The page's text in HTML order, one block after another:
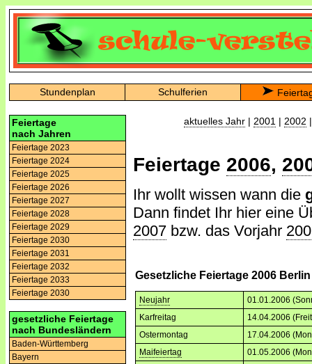
Stundenplan Schulferien
Feiertage
nach Jahren
Feiertage 2023
Feiertage 2024
Feiertage 2025
Feiertage 2026
Feiertage 2027
Feiertage 2028
Feiertage 2029
Feiertage 2030
Feiertage 2031
Feiertage 2032
Feiertage 2033
Feiertage 2030
gesetzliche Feiertage
nach Bundesländern
Baden-Württemberg
Bayern
aktuelles Jahr | 2001 | 2002
Feiertage 2006,
Ihr wollt wissen wann die
Dann findet Ihr hier eine
2007 bzw. das Vorjahr
Gesetzliche Feiertage 2006 Berlin
Neujahr
01.01.2006
Karfreitag
14.04.2006
Ostermontag
17.04.2006
Maifeiertag
01.05.2006